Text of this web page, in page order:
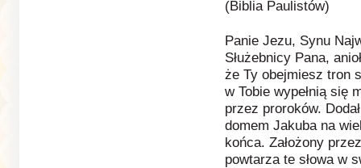
(Biblia Paulistów)
Panie Jezu, Synu
Służebnicy Pana,
że Ty obejmiesz tron
w Tobie wypełnią się
przez proroków.
domem Jakuba na
końca. Założony
powtarza te słowa w